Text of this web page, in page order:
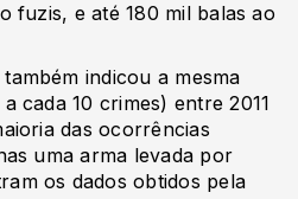
fuzis, e até 180 mil balas ao
indicou a mesma
cada 10 crimes) entre 2011
das ocorrências
uma arma levada por
os dados obtidos pela